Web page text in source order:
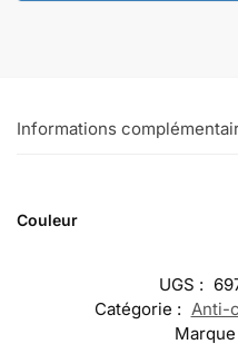
Informations
Couleur
UGS :
Catégorie : Anti-
Marque